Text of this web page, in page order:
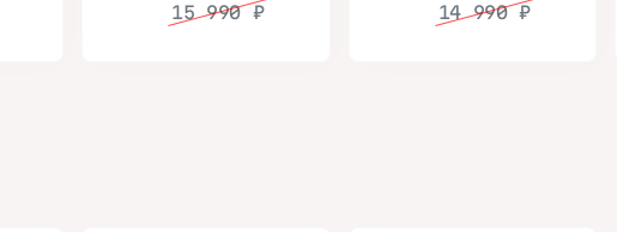
15 990 ₽ 14 990₽